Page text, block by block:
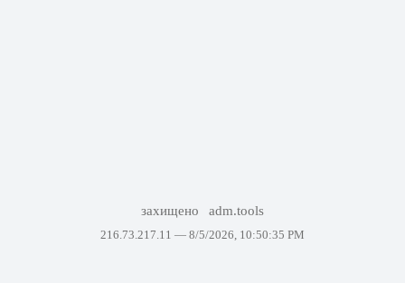
захищено adm.tools
216.73.217.11 — 8/5/2026, 10:50:35 PM